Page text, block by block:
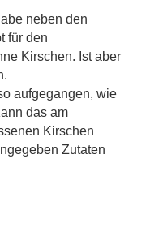
neben den
für den
Kirschen. Ist aber
aufgegangen, wie
das am
Kirschen
Zutaten